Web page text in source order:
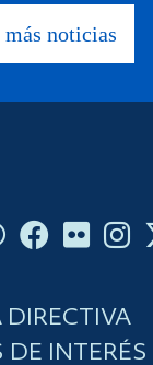
más noticias
DE INTERÉS
DIRECTIVA